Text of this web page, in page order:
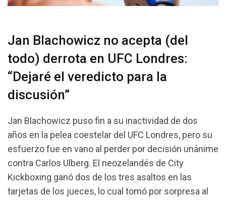
Jan Blachowicz no acepta (del
todo) derrota en UFC Londres:
“Dejaré el veredicto para la
discusión”
Jan Blachowicz puso fin a su inactividad de dos
años en la pelea coestelar del UFC Londres, pero su
esfuerzo fue en vano al perder por decisión unánime
contra Carlos Ulberg. El neozelandés de City
Kickboxing ganó dos de los tres asaltos en las
tarjetas de los jueces, lo cual tomó por sorpresa al